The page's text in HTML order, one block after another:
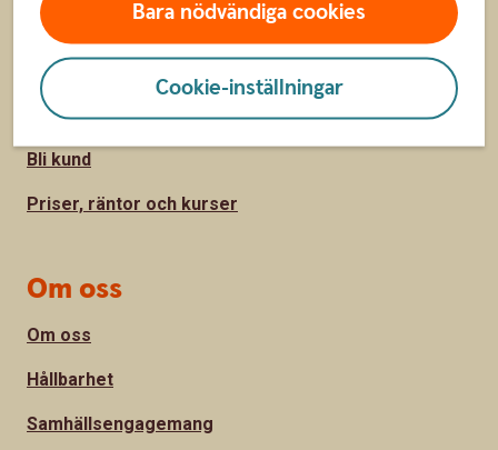
Bara nödvändiga cookies
Cookie-inställningar
Sidfot
Hitta snabbt
Kontakta oss
Spärrhjälp
Bli kund
Priser, räntor och kurser
Om oss
Om oss
Hållbarhet
Samhällsengagemang